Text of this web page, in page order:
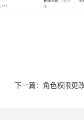
下一篇：角色权限更